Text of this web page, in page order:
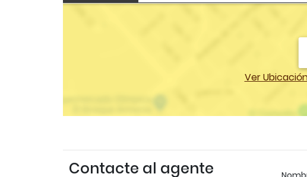
Ver
Contacte al agente